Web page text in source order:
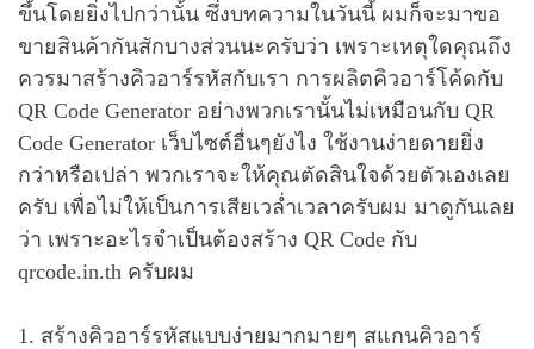
ขึ้นโดยยิ่งไปกว่านั้น ซึ่งบทความในวันนี้ ผมก็จะมาขอ
ขายสินค้ากันสักบางส่วนนะครับว่า เพราะเหตุใดคุณถึง
ควรมาสร้างคิวอาร์รหัสกับเรา การผลิตคิวอาร์โค้ดกับ
QR Code Generator อย่างพวกเรานั้นไม่เหมือนกับ QR
Code Generator เว็บไซต์อื่นๆยังไง ใช้งานง่ายดายยิ่ง
กว่าหรือเปล่า พวกเราจะให้คุณตัดสินใจด้วยตัวเองเลย
ครับ เพื่อไม่ให้เป็นการเสียเวล่ำเวลาครับผม มาดูกันเลย
ว่า เพราะอะไรจำเป็นต้องสร้าง QR Code กับ
qrcode.in.th ครับผม
1. สร้างคิวอาร์รหัสแบบง่ายมากมายๆ สแกนคิวอาร์